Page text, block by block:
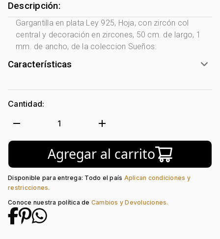
Descripción:
Gargantilla en plata Ley 925, Hoja, con zircón col
central y decoración en zircones, 50 cm. de largo, 1
mm. de ancho, de la coleccion Sueños:
Características
Género: Mujer
Tono Metal:
Metal: Plata Ley 925
Hoja
Tipo de terminado: Liso
Tipo de Broche: Reasa
Piedra central:
Zircón Col
Piedra decoración: Zircón
Cantidad:
remove 1 add
Agregar al carrito
Disponible para entrega: Todo el país Aplican condiciones y
restricciones.
Conoce nuestra política de Cambios y Devoluciones.